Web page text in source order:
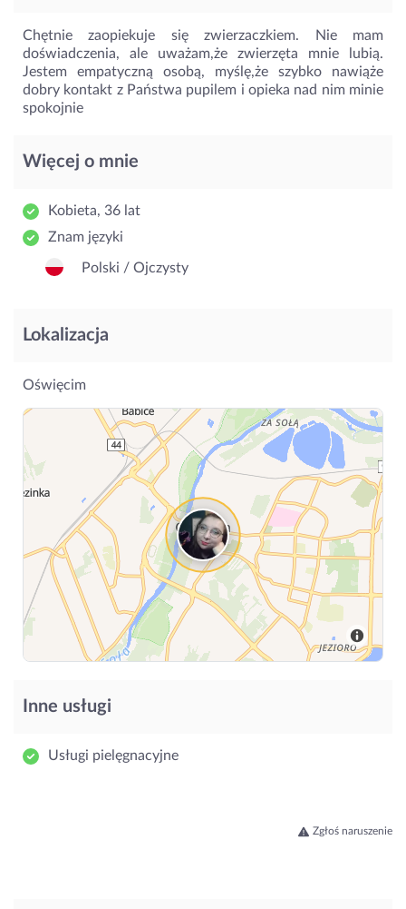
Chętnie zaopiekuje się zwierzaczkiem. Nie mam
doświadczenia, ale uważam,że zwierzęta mnie lubią.
Jestem empatyczną osobą, myślę,że szybko nawiąże
dobry kontakt z Państwa pupilem i opieka nad nim minie
spokojnie
Więcej o mnie
Kobieta, 36 lat
Znam języki
Polski / Ojczysty
Lokalizacja
Oświęcim
Inne usługi
Usługi pielęgnacyjne
Zgłoś naruszenie